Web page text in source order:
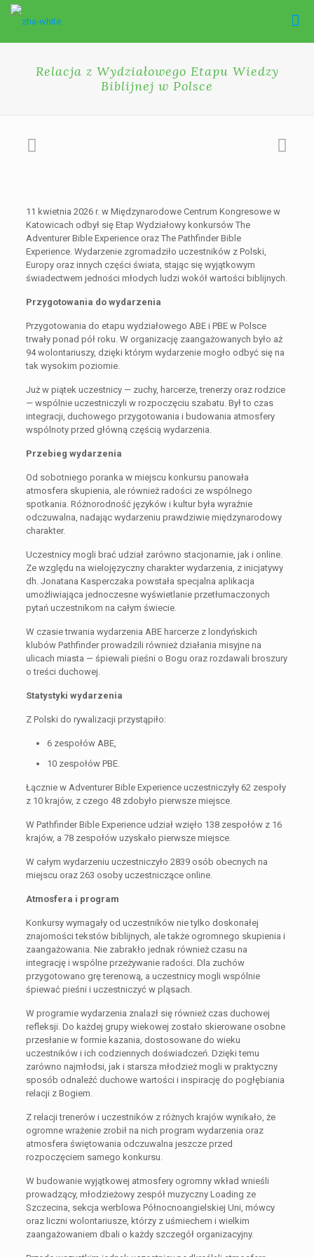
Relacja z Wydziałowego Etapu Wiedzy
Biblijnej w Polsce
11 kwietnia 2026 r. w Międzynarodowe Centrum Kongresowe w
Katowicach odbył się Etap Wydziałowy konkursów The
Adventurer Bible Experience oraz The Pathfinder Bible
Experience. Wydarzenie zgromadziło uczestników z Polski,
Europy oraz innych części świata, stając się wyjątkowym
świadectwem jedności młodych ludzi wokół wartości biblijnych.
Przygotowania do wydarzenia
Przygotowania do etapu wydziałowego ABE i PBE w Polsce
trwały ponad pół roku. W organizację zaangażowanych było aż
94 wolontariuszy, dzięki którym wydarzenie mogło odbyć się na
tak wysokim poziomie.
Już w piątek uczestnicy — zuchy, harcerze, trenerzy oraz rodzice
— wspólnie uczestniczyli w rozpoczęciu szabatu. Był to czas
integracji, duchowego przygotowania i budowania atmosfery
wspólnoty przed główną częścią wydarzenia.
Przebieg wydarzenia
Od sobotniego poranka w miejscu konkursu panowała
atmosfera skupienia, ale również radości ze wspólnego
spotkania. Różnorodność języków i kultur była wyraźnie
odczuwalna, nadając wydarzeniu prawdziwie międzynarodowy
charakter.
Uczestnicy mogli brać udział zarówno stacjonarnie, jak i online.
Ze względu na wielojęzyczny charakter wydarzenia, z inicjatywy
dh. Jonatana Kasperczaka powstała specjalna aplikacja
umożliwiająca jednoczesne wyświetlanie przetłumaczonych
pytań uczestnikom na całym świecie.
W czasie trwania wydarzenia ABE harcerze z londyńskich
klubów Pathfinder prowadzili również działania misyjne na
ulicach miasta — śpiewali pieśni o Bogu oraz rozdawali broszury
o treści duchowej.
Statystyki wydarzenia
Z Polski do rywalizacji przystąpiło:
6 zespołów ABE,
10 zespołów PBE.
Łącznie w Adventurer Bible Experience uczestniczyły 62 zespoły
z 10 krajów, z czego 48 zdobyło pierwsze miejsce.
W Pathfinder Bible Experience udział wzięło 138 zespołów z 16
krajów, a 78 zespołów uzyskało pierwsze miejsce.
W całym wydarzeniu uczestniczyło 2839 osób obecnych na
miejscu oraz 263 osoby uczestniczące online.
Atmosfera i program
Konkursy wymagały od uczestników nie tylko doskonałej
znajomości tekstów biblijnych, ale także ogromnego skupienia i
zaangażowania. Nie zabrakło jednak również czasu na
integrację i wspólne przeżywanie radości. Dla zuchów
przygotowano grę terenową, a uczestnicy mogli wspólnie
śpiewać pieśni i uczestniczyć w pląsach.
W programie wydarzenia znalazł się również czas duchowej
refleksji. Do każdej grupy wiekowej zostało skierowane osobne
przesłanie w formie kazania, dostosowane do wieku
uczestników i ich codziennych doświadczeń. Dzięki temu
zarówno najmłodsi, jak i starsza młodzież mogli w praktyczny
sposób odnaleźć duchowe wartości i inspirację do pogłębiania
relacji z Bogiem.
Z relacji trenerów i uczestników z różnych krajów wynikało, że
ogromne wrażenie zrobił na nich program wydarzenia oraz
atmosfera świętowania odczuwalna jeszcze przed
rozpoczęciem samego konkursu.
W budowanie wyjątkowej atmosfery ogromny wkład wnieśli
prowadzący, młodzieżowy zespół muzyczny Loading ze
Szczecina, sekcja werblowa Północnoangielskiej Uni, mówcy
oraz liczni wolontariusze, którzy z uśmiechem i wielkim
zaangażowaniem dbali o każdy szczegół organizacyjny.